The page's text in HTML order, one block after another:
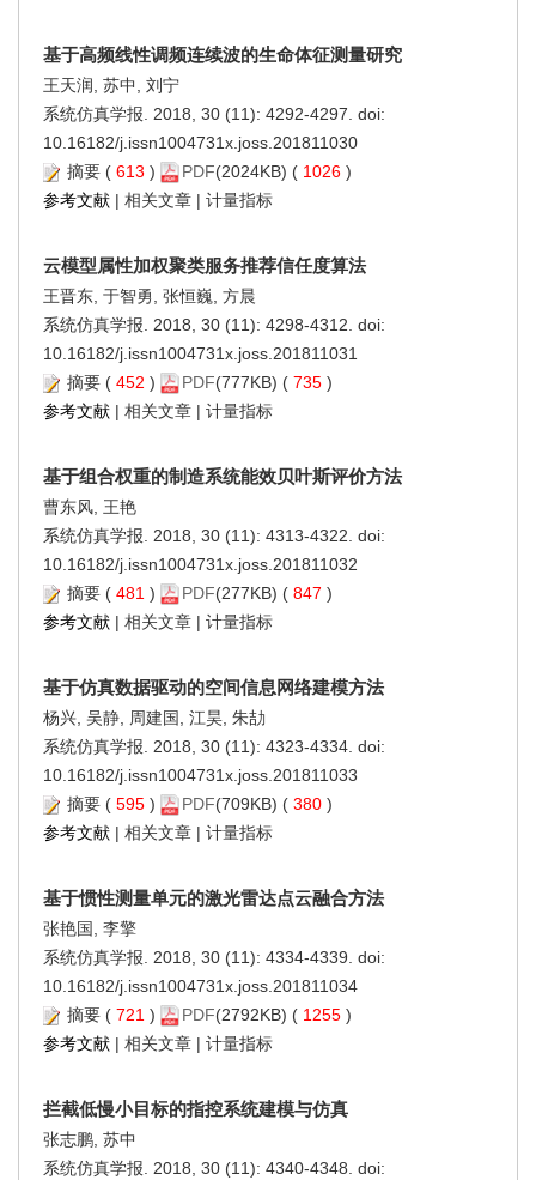
基于高频线性调频连续波的生命体征测量研究
王天润, 苏中, 刘宁
系统仿真学报. 2018, 30 (11): 4292-4297. doi:
10.16182/j.issn1004731x.joss.201811030
摘要 ( 613 ) PDF(2024KB) ( 1026 )
参考文献 | 相关文章 | 计量指标
云模型属性加权聚类服务推荐信任度算法
王晋东, 于智勇, 张恒巍, 方晨
系统仿真学报. 2018, 30 (11): 4298-4312. doi:
10.16182/j.issn1004731x.joss.201811031
摘要 ( 452 ) PDF(777KB) ( 735 )
参考文献 | 相关文章 | 计量指标
基于组合权重的制造系统能效贝叶斯评价方法
曹东风, 王艳
系统仿真学报. 2018, 30 (11): 4313-4322. doi:
10.16182/j.issn1004731x.joss.201811032
摘要 ( 481 ) PDF(277KB) ( 847 )
参考文献 | 相关文章 | 计量指标
基于仿真数据驱动的空间信息网络建模方法
杨兴, 吴静, 周建国, 江昊, 朱劼
系统仿真学报. 2018, 30 (11): 4323-4334. doi:
10.16182/j.issn1004731x.joss.201811033
摘要 ( 595 ) PDF(709KB) ( 380 )
参考文献 | 相关文章 | 计量指标
基于惯性测量单元的激光雷达点云融合方法
张艳国, 李擎
系统仿真学报. 2018, 30 (11): 4334-4339. doi:
10.16182/j.issn1004731x.joss.201811034
摘要 ( 721 ) PDF(2792KB) ( 1255 )
参考文献 | 相关文章 | 计量指标
拦截低慢小目标的指控系统建模与仿真
张志鹏, 苏中
系统仿真学报. 2018, 30 (11): 4340-4348. doi: